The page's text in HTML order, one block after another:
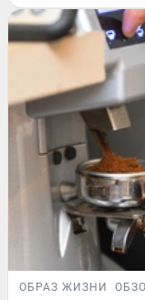
ОБРАЗ ЖИЗНИ